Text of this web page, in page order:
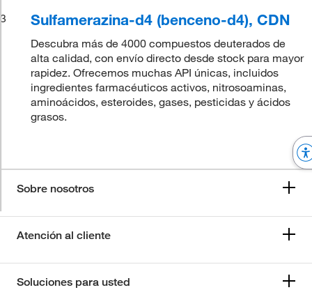
3
Sulfamerazina-d4 (benceno-d4), CDN
Descubra más de 4000 compuestos deuterados de
alta calidad, con envío directo desde stock para mayor
rapidez. Ofrecemos muchas API únicas, incluidos
ingredientes farmacéuticos activos, nitrosoaminas,
aminoácidos, esteroides, gases, pesticidas y ácidos
grasos.
Sobre nosotros
Atención al cliente
Soluciones para usted